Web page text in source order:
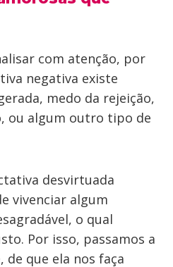
com atenção, por
negativa existe
medo da rejeição,
ou algum outro tipo de
desvirtuada
vivenciar algum
o qual
Por isso, passamos a
de que ela nos faça